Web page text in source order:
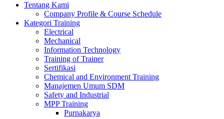
Tentang Kami
Company Profile & Course Schedule
Kategori Training
Electrical
Mechanical
Information Technology
Training of Trainer
Sertifikasi
Chemical and Environment Training
Manajemen Umum SDM
Safety and Industrial
MPP Training
Purnakarya